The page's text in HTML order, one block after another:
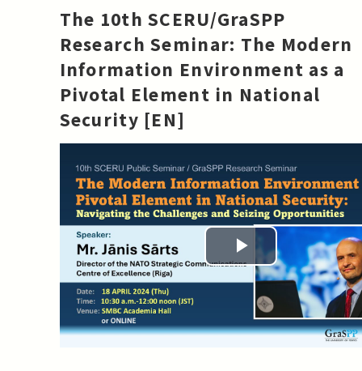
The 10th SCERU/GraSPP
Research Seminar: The Modern
Information Environment as a
Pivotal Element in National
Security [EN]
Play
Video